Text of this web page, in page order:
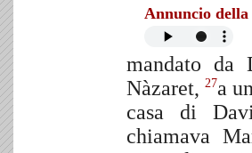
Annuncio della
mandato da
Nàzaret,27a
casa di
chiamava